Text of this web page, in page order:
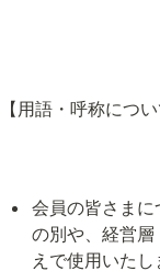
【用語・呼称につい
会員の皆さまに
の別や、経営層
えで使用いたし